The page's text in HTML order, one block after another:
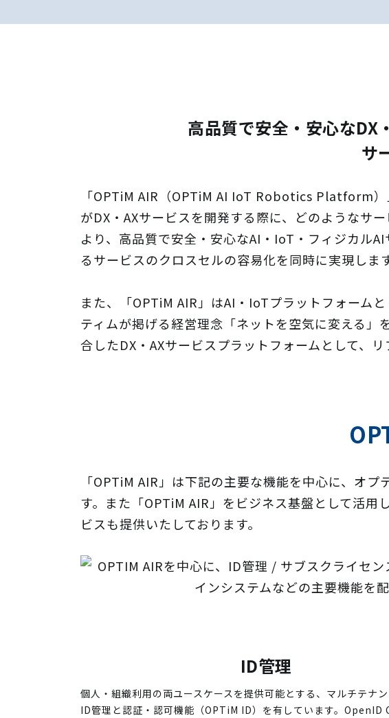
高品質で安全・安心なDX
サ
「OPTiM AIR（OPTiM AI IoT Robotics Platform
がDX・AXサービスを開発する際に、どのようなサ
より、高品質で安全・安心なAI・IoT・フィジカル
るサービスのクロスセルの容易化を同時に実現します
また、「OPTiM AIR」はAI・IoTプラットフォーム
ティムが掲げる経営理念「ネットを空気に変える
合したDX・AXサービスプラットフォームとして、リ
「OPTiM AIR」は下記の主要な機能を中心に、オ
す。また「OPTiM AIR」をビジネス基盤として活
ビスも提供いたしております。
ID管理
個人・組織利用の両ユースケースを提供可能とする、マルチテナ
ID管理と認証・認可機能（OPTiM ID）を有しています。OpenID